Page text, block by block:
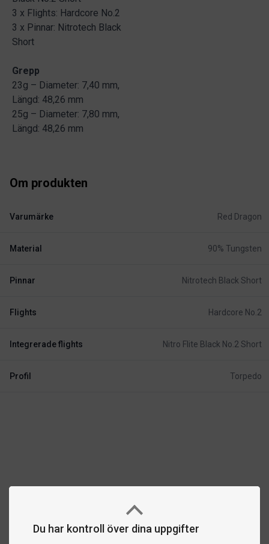
Du har kontroll över dina uppgifter
3 x Flights: Hardcore No.2
3 x Pinnar: Nitrotech Black
Short
Grepp
23g – Diameter: 7,40 mm,
Längd: 48,26 mm
25g – Diameter: 7,80 mm,
Längd: 48,26 mm
Om produkten
Varumärke Red Dragon
Material 90% Tungsten
Pinnar Nitrotech Black Short
Flights Hardcore No.2
Integrerade flights Nitro Flite Black No.2 Short
Profil Torpedo